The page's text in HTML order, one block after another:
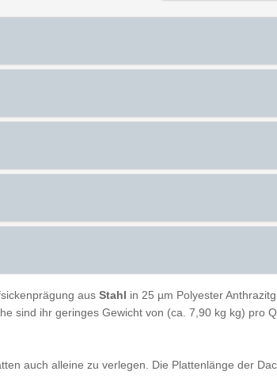
aus Stahl in 25 µm Polyester
sind ihr geringes Gewicht von (ca. 7,90 kg kg) pro
auch alleine zu verlegen. Die Plattenlänge der